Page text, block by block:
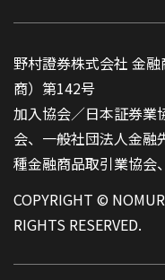
野村證券株式会社 金
商）第142号
加入協会／日本証券業
会、一般社団法人金融
種金融商品取引業協会
COPYRIGHT ©
RIGHTS RESERVED.